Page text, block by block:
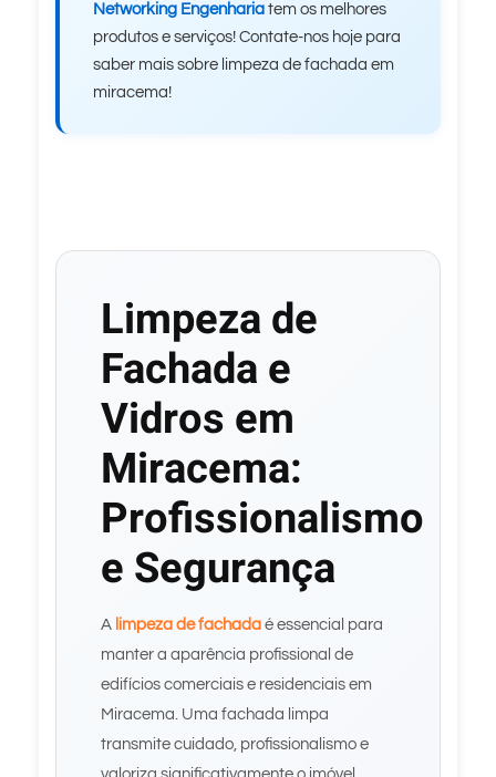
Networking Engenharia tem os melhores
produtos e serviços! Contate-nos hoje para
saber mais sobre limpeza de fachada em
miracema!
Limpeza de
Fachada e
Vidros em
Miracema:
Profissionalismo
e Segurança
A limpeza de fachada é essencial para
manter a aparência profissional de
edifícios comerciais e residenciais em
Miracema. Uma fachada limpa
transmite cuidado, profissionalismo e